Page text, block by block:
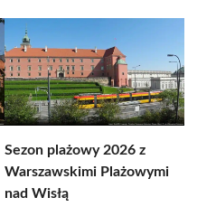
Sezon plażowy 2026 z
Warszawskimi Plażowymi
nad Wisłą